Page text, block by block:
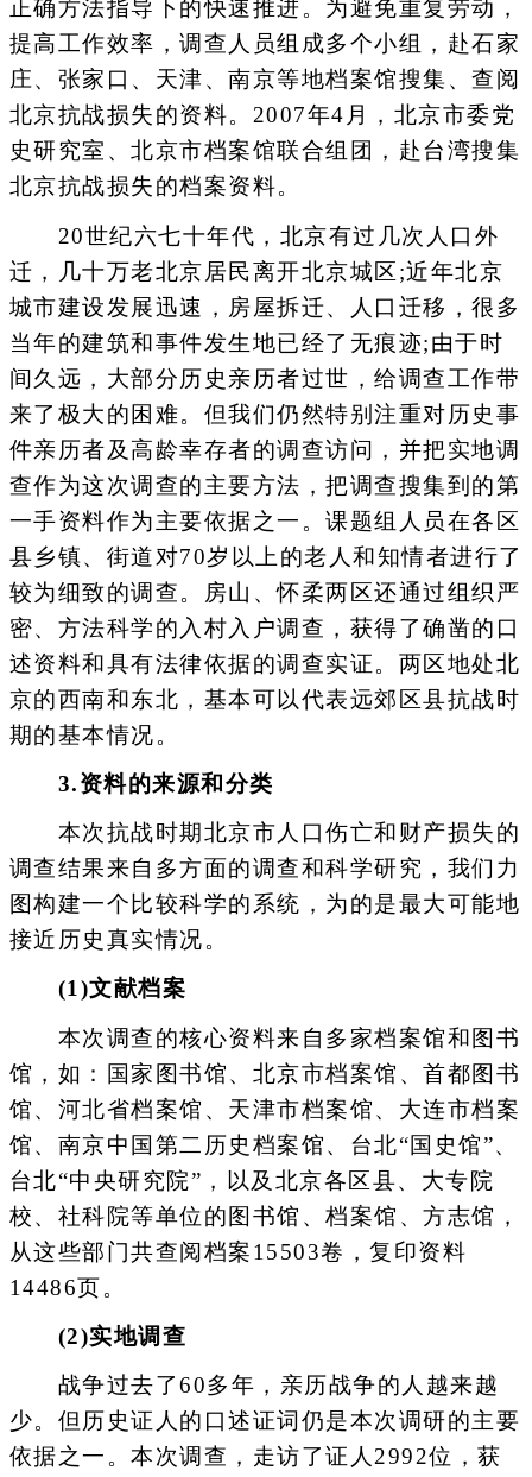
正确方法指导下的快速推进。为避免重复劳动，
提高工作效率，调查人员组成多个小组，赴石家
庄、张家口、天津、南京等地档案馆搜集、查阅
北京抗战损失的资料。2007年4月，北京市委党
史研究室、北京市档案馆联合组团，赴台湾搜集
北京抗战损失的档案资料。
20世纪六七十年代，北京有过几次人口外
迁，几十万老北京居民离开北京城区;近年北京
城市建设发展迅速，房屋拆迁、人口迁移，很多
当年的建筑和事件发生地已经了无痕迹;由于时
间久远，大部分历史亲历者过世，给调查工作带
来了极大的困难。但我们仍然特别注重对历史事
件亲历者及高龄幸存者的调查访问，并把实地调
查作为这次调查的主要方法，把调查搜集到的第
一手资料作为主要依据之一。课题组人员在各区
县乡镇、街道对70岁以上的老人和知情者进行了
较为细致的调查。房山、怀柔两区还通过组织严
密、方法科学的入村入户调查，获得了确凿的口
述资料和具有法律依据的调查实证。两区地处北
京的西南和东北，基本可以代表远郊区县抗战时
期的基本情况。
3.资料的来源和分类
本次抗战时期北京市人口伤亡和财产损失的
调查结果来自多方面的调查和科学研究，我们力
图构建一个比较科学的系统，为的是最大可能地
接近历史真实情况。
(1)文献档案
本次调查的核心资料来自多家档案馆和图书
馆，如：国家图书馆、北京市档案馆、首都图书
馆、河北省档案馆、天津市档案馆、大连市档案
馆、南京中国第二历史档案馆、台北“国史馆”、
台北“中央研究院”，以及北京各区县、大专院
校、社科院等单位的图书馆、档案馆、方志馆，
从这些部门共查阅档案15503卷，复印资料
14486页。
(2)实地调查
战争过去了60多年，亲历战争的人越来越
少。但历史证人的口述证词仍是本次调研的主要
依据之一。本次调查，走访了证人2992位，获